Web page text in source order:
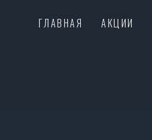
ГЛАВНАЯ АКЦИИ